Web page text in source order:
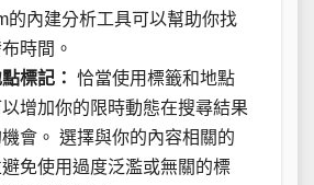
的內建分析工具可以幫助你找
時間。
標記： 恰當使用標籤和地點
增加你的限時動態在搜尋結果
會。 選擇與你的內容相關的
免使用過度泛濫或無關的標